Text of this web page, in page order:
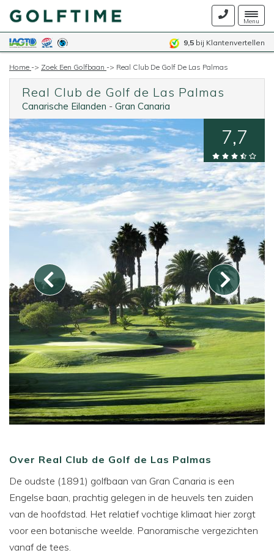
Menu
9,5 bij Klantenvertellen
Home -> Zoek Een Golfbaan -> Real Club De Golf De Las Palmas
Real Club de Golf de Las Palmas
Canarische Eilanden - Gran Canaria
7,7
Over Real Club de Golf de Las Palmas
De oudste (1891) golfbaan van Gran Canaria is een
Engelse baan, prachtig gelegen in de heuvels ten zuiden
van de hoofdstad. Het relatief vochtige klimaat hier zorgt
voor een botanische weelde. Panoramische vergezichten
vanaf de tees.